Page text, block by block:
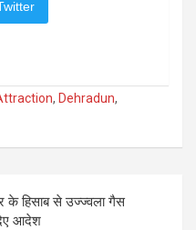
, Dehradun,
के हिसाब से उज्ज्वला गैस
आदेश